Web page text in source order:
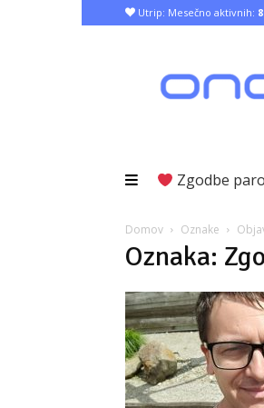
Utrip: Mesečno aktivnih:
Zgodbe
Domov Oznake
Oznaka: